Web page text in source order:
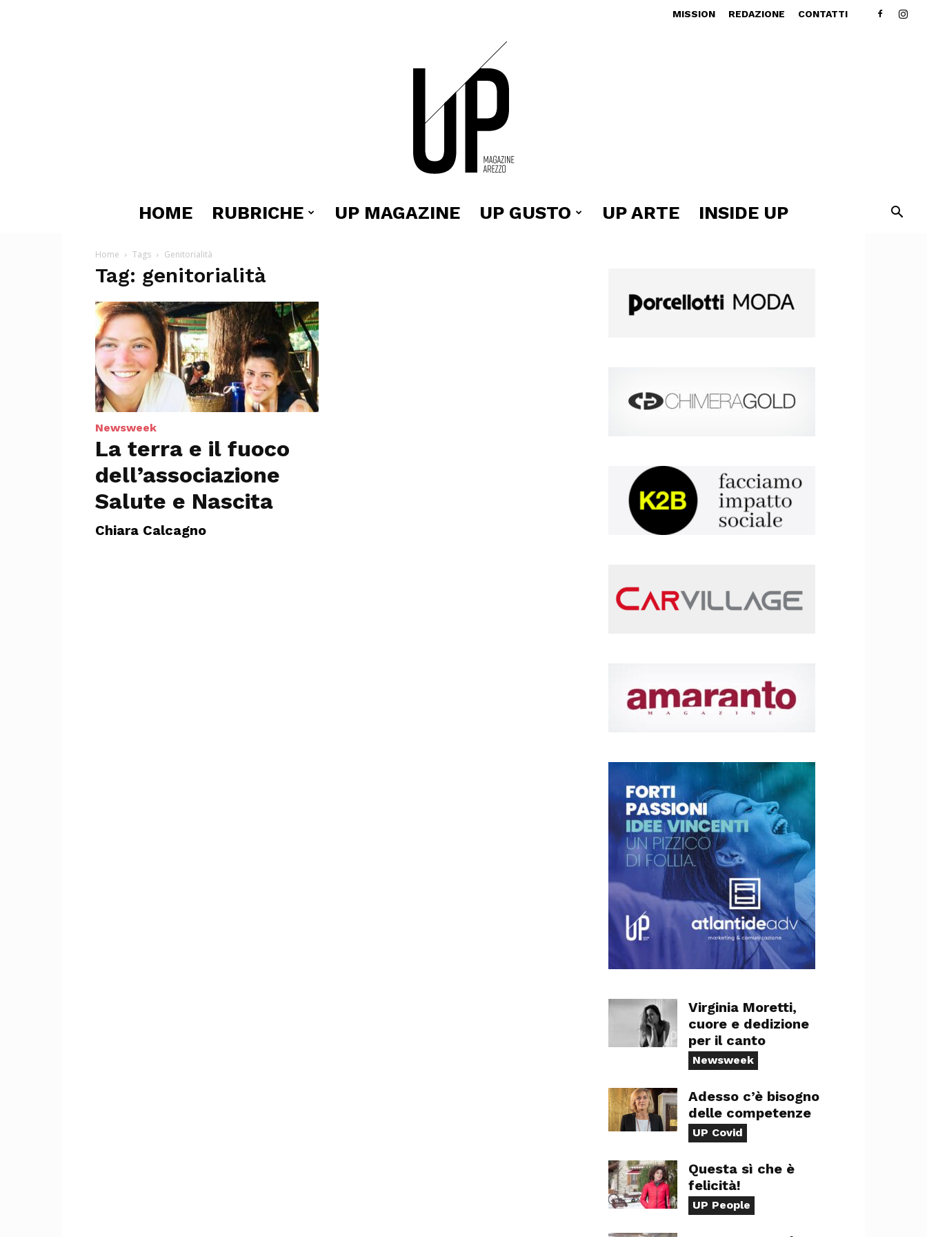
MISSION REDAZIONE CONTATTI
HOME RUBRICHE UP MAGAZINE UP GUSTO UP ARTE INSIDE UP
Home Tags Genitorialità
Tag: genitorialità
Newsweek
La terra e il fuoco
dell’associazione
Salute e Nascita
Chiara Calcagno
Virginia Moretti,
cuore e dedizione
per il canto
Newsweek
Adesso c’è bisogno
delle competenze
UP Covid
Questa sì che è
felicità!
UP People